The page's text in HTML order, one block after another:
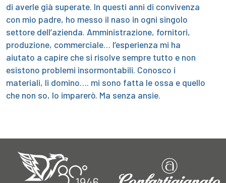
di averle già superate. In questi anni di convivenza
con mio padre, ho messo il naso in ogni singolo
settore dell’azienda. Amministrazione, fornitori,
produzione, commerciale… l’esperienza mi ha
aiutato a capire che si risolve sempre tutto e non
esistono problemi insormontabili. Conosco i
materiali, li domino…. mi sono fatta le ossa e quello
che non so, lo imparerò. Ma senza ansie.